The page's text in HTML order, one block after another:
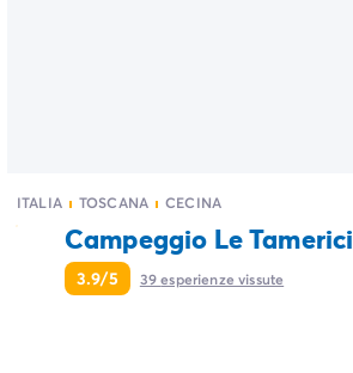
ITALIA TOSCANA CECINA
Campeggio Le Tamerici
3.9/5 39esperienze vissute